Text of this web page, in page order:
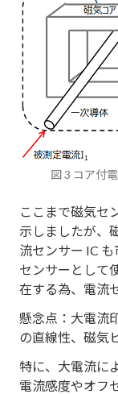
図 3 コア付
ここまで磁気セ
示しましたが、
流センサー IC
センサーとして
在する為、電流
懸念点：大電流
の直線性、磁気
特に、大電流に
電流感度やオフ